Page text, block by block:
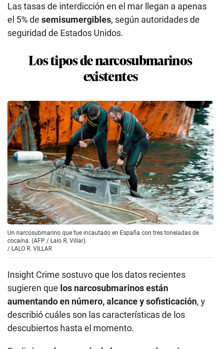
Las tasas de interdicción en el mar llegan a apenas
el 5% de semisumergibles, según autoridades de
seguridad de Estados Unidos.
Los tipos de narcosubmarinos
existentes
Un narcosubmarino que fue incautado en España con tres toneladas de
cocaína. (AFP / Lalo R. Villar).
/ LALO R. VILLAR
Insight Crime sostuvo que los datos recientes
sugieren que los narcosubmarinos están
aumentando en número, alcance y sofisticación, y
describió cuáles son las características de los
descubiertos hasta el momento.